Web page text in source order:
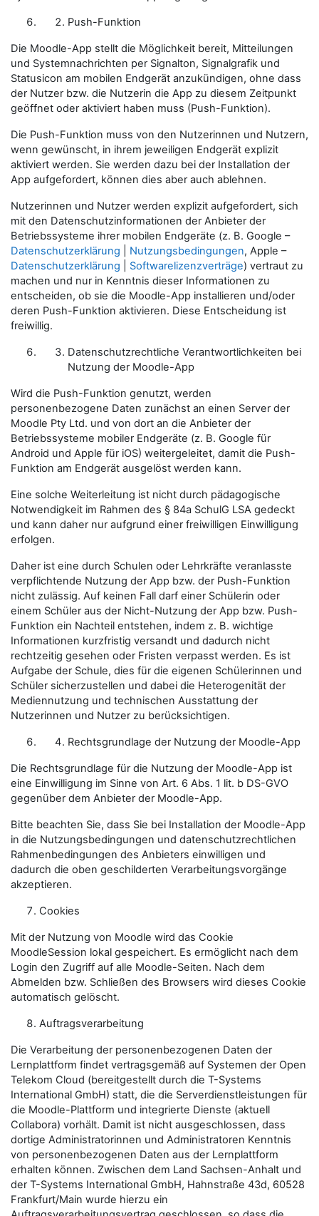
Push-Funktion
Die Moodle-App stellt die Möglichkeit bereit, Mitteilungen
und Systemnachrichten per Signalton, Signalgrafik und
Statusicon am mobilen Endgerät anzukündigen, ohne dass
der Nutzer bzw. die Nutzerin die App zu diesem Zeitpunkt
geöffnet oder aktiviert haben muss (Push-Funktion).
Die Push-Funktion muss von den Nutzerinnen und Nutzern,
wenn gewünscht, in ihrem jeweiligen Endgerät explizit
aktiviert werden. Sie werden dazu bei der Installation der
App aufgefordert, können dies aber auch ablehnen.
Nutzerinnen und Nutzer werden explizit aufgefordert, sich
mit den Datenschutzinformationen der Anbieter der
Betriebssysteme ihrer mobilen Endgeräte (z. B. Google –
Datenschutzerklärung
Nutzungsbedingungen, Apple –
Datenschutzerklärung
Softwarelizenzverträge) vertraut zu
machen und nur in Kenntnis dieser Informationen zu
entscheiden, ob sie die Moodle-App installieren und/oder
deren Push-Funktion aktivieren. Diese Entscheidung ist
freiwillig.
Datenschutzrechtliche Verantwortlichkeiten bei
Nutzung der Moodle-App
Wird die Push-Funktion genutzt, werden
personenbezogene Daten zunächst an einen Server der
Moodle Pty Ltd. und von dort an die Anbieter der
Betriebssysteme mobiler Endgeräte (z. B. Google für
Android und Apple für iOS) weitergeleitet, damit die Push-
Funktion am Endgerät ausgelöst werden kann.
Eine solche Weiterleitung ist nicht durch pädagogische
Notwendigkeit im Rahmen des § 84a SchulG LSA gedeckt
und kann daher nur aufgrund einer freiwilligen Einwilligung
erfolgen.
Daher ist eine durch Schulen oder Lehrkräfte veranlasste
verpflichtende Nutzung der App bzw. der Push-Funktion
nicht zulässig. Auf keinen Fall darf einer Schülerin oder
einem Schüler aus der Nicht-Nutzung der App bzw. Push-
Funktion ein Nachteil entstehen, indem z. B. wichtige
Informationen kurzfristig versandt und dadurch nicht
rechtzeitig gesehen oder Fristen verpasst werden. Es ist
Aufgabe der Schule, dies für die eigenen Schülerinnen und
Schüler sicherzustellen und dabei die Heterogenität der
Mediennutzung und technischen Ausstattung der
Nutzerinnen und Nutzer zu berücksichtigen.
Rechtsgrundlage der Nutzung der Moodle-App
Die Rechtsgrundlage für die Nutzung der Moodle-App ist
eine Einwilligung im Sinne von Art. 6 Abs. 1 lit. b DS-GVO
gegenüber dem Anbieter der Moodle-App.
Bitte beachten Sie, dass Sie bei Installation der Moodle-App
in die Nutzungsbedingungen und datenschutzrechtlichen
Rahmenbedingungen des Anbieters einwilligen und
dadurch die oben geschilderten Verarbeitungsvorgänge
akzeptieren.
Cookies
Mit der Nutzung von Moodle wird das Cookie
MoodleSession lokal gespeichert. Es ermöglicht nach dem
Login den Zugriff auf alle Moodle-Seiten. Nach dem
Abmelden bzw. Schließen des Browsers wird dieses Cookie
automatisch gelöscht.
Auftragsverarbeitung
Die Verarbeitung der personenbezogenen Daten der
Lernplattform findet vertragsgemäß auf Systemen der Open
Telekom Cloud (bereitgestellt durch die T-Systems
International GmbH) statt, die die Serverdienstleistungen für
die Moodle-Plattform und integrierte Dienste (aktuell
Collabora) vorhält. Damit ist nicht ausgeschlossen, dass
dortige Administratorinnen und Administratoren Kenntnis
von personenbezogenen Daten aus der Lernplattform
erhalten können. Zwischen dem Land Sachsen-Anhalt und
der T-Systems International GmbH, Hahnstraße 43d, 60528
Frankfurt/Main wurde hierzu ein